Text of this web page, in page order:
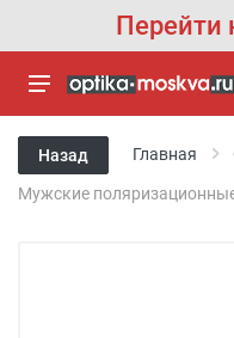
Перейти
Назад Главная
Мужские